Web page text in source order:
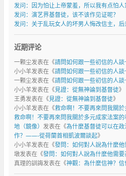
发问：因为怕让上帝蒙羞，所以我有点怕
发问：演艺界基督徒，该不该作见证呢？
发问：关于乱玩女人的坏男人悔改信主，
近期评论
一颗尘发表在《請問如何跟一些初信的人談
小小羊发表在《請問如何跟一些初信的人談
一颗尘发表在《請問如何跟一些初信的人談
小小羊发表在《見證：從無神論到基督徒》
王勇发表在《見證：從無神論到基督徒》
小小羊发表在《救命啊！不要再來問我關於
救命啊！不要再來問我關於多元成家法案
地（鏡像） 发表在《為什麼基督徒可以在
作？——-從荷蘭首相凱波爾談起》
小小羊发表在《發問：如何對人說為什麼他
墩发表在《發問：如何對人說為什麼他需要
真理的訓誨发表在《神觀：為什麼信神？信